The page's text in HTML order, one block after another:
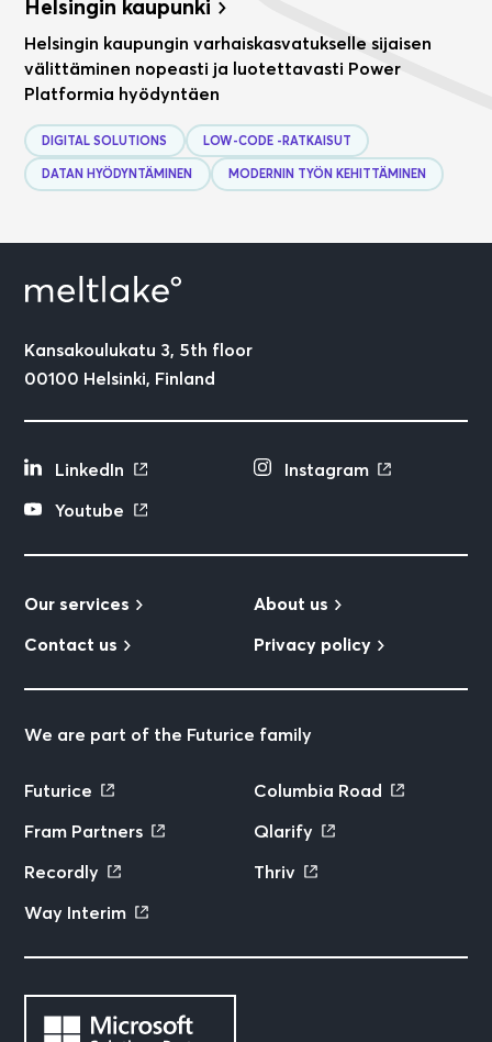
Helsingin kaupunki
Helsingin kaupungin varhaiskasvatukselle sijaisen
välittäminen nopeasti ja luotettavasti Power
Platformia hyödyntäen
DIGITAL SOLUTIONS LOW-CODE -RATKAISUT
DATAN HYÖDYNTÄMINEN MODERNIN TYÖN KEHITTÄMINEN
Kansakoulukatu 3, 5th floor
00100 Helsinki, Finland
LinkedIn
Instagram
Youtube
Our services
About us
Contact us
Privacy policy
We are part of the Futurice family
Futurice
Columbia Road
Fram Partners
Qlarify
Recordly
Thriv
Way Interim